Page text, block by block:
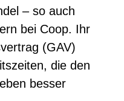
– so auch
bei Coop. Ihr
(GAV)
die den
besser